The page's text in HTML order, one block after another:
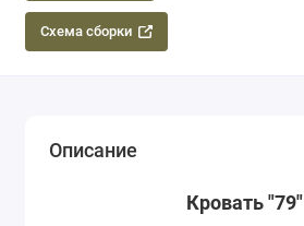
Схема сборки
Описание
Кровать "79"